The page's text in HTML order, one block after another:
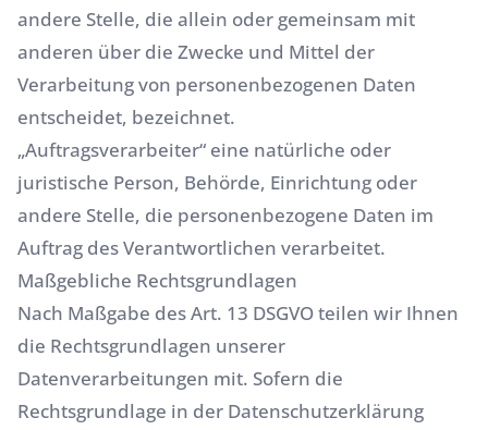
andere Stelle, die allein oder gemeinsam mit
anderen über die Zwecke und Mittel der
Verarbeitung von personenbezogenen Daten
entscheidet, bezeichnet.
„Auftragsverarbeiter“ eine natürliche oder
juristische Person, Behörde, Einrichtung oder
andere Stelle, die personenbezogene Daten im
Auftrag des Verantwortlichen verarbeitet.
Maßgebliche Rechtsgrundlagen
Nach Maßgabe des Art. 13 DSGVO teilen wir Ihnen
die Rechtsgrundlagen unserer
Datenverarbeitungen mit. Sofern die
Rechtsgrundlage in der Datenschutzerklärung